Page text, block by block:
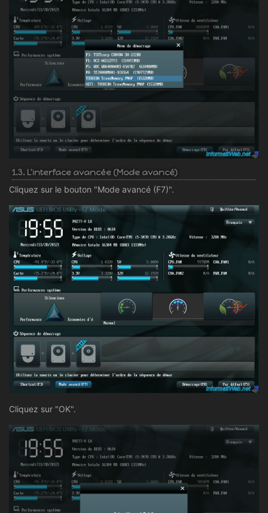
1.3. L'interface avancée (Mode avancé)
Cliquez sur le bouton "Mode avancé (F7)".
Cliquez sur "OK".